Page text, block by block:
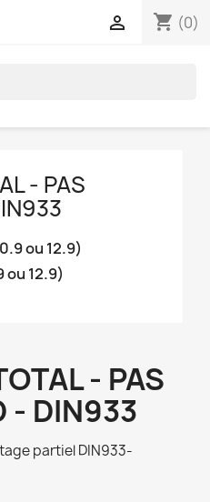
shopping_cart (0)

- PAS
ou 12.9)
ou 12.9)
- PAS
- DIN933
partiel DIN933-